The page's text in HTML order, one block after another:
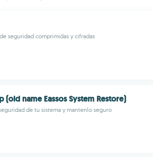
seguridad comprimidas y cifradas
(old name Eassos System Restore)
de tu sistema y mantenlo seguro